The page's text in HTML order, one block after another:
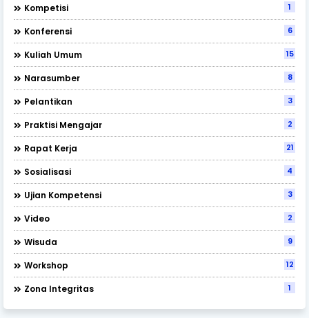
Kompetisi 1
Konferensi 6
Kuliah Umum 15
Narasumber 8
Pelantikan 3
Praktisi Mengajar 2
Rapat Kerja 21
Sosialisasi 4
Ujian Kompetensi 3
Video 2
Wisuda 9
Workshop 12
Zona Integritas 1